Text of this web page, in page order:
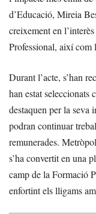
d’Educació, Mireia
creixement en
Professional, així com
Durant l’acte, s’han
han estat seleccionats
destaquen per la
podran continuar
remunerades.
s’ha convertit en una
camp de la Formació
enfortint els lligams